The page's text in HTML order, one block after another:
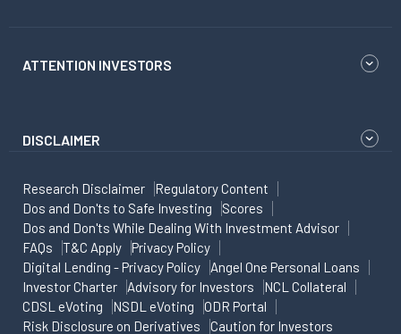
ATTENTION INVESTORS
DISCLAIMER
Research Disclaimer
Regulatory Content
Dos and Don'ts to Safe Investing
Scores
Dos and Don'ts While Dealing With Investment Advisor
FAQs
T&C Apply
Privacy Policy
Digital Lending - Privacy Policy
Angel One Personal Loans
Investor Charter
Advisory for Investors
NCL Collateral
CDSL eVoting
NSDL eVoting
ODR Portal
Risk Disclosure on Derivatives
Caution for Investors